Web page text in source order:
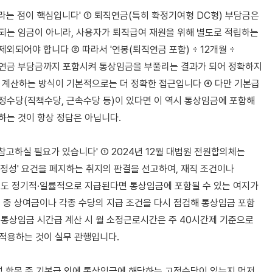
는 점이 핵심입니다' ① 퇴직연금(특히 확정기여형 DC형) 부담금은
는 임금이 아니라, 사용자가 퇴직급여 재원을 위해 별도로 적립하는
외되어야 합니다 ② 따라서 '연봉(퇴직연금 포함) ÷ 12개월 ÷
부담금까지 포함시켜 통상임금을 부풀리는 결과가 되어 정확하지
산하는 방식이 기본적으로는 더 정확한 접근입니다 ④ 다만 기본급
수당(직책수당, 근속수당 등)이 있다면 이 역시 통상임금에 포함해
는 것이 항상 정답은 아닙니다.
고하실 필요가 있습니다' ① 2024년 12월 대법원 전원합의체는
성' 요건을 폐지하는 취지의 판결을 선고하여, 재직 조건이나
정기적·일률적으로 지급된다면 통상임금에 포함될 수 있는 여지가
상여금이나 각종 수당의 지급 조건을 다시 점검해 통상임금 포함
상임금 시간급 계산 시 월 소정근로시간은 주 40시간제 기준으로
용하는 것이 실무 관행입니다.